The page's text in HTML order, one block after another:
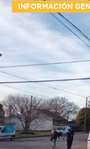
INFORMACIÓN